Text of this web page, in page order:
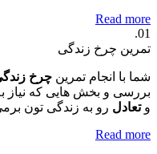
Read more
01.
تمرین چرخ زندگی
شما با انجام تمرین چرخ
بررسی و بخش هایی که نیاز
وتعادل رو به زندگی تون
Read more